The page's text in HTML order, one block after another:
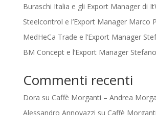
Buraschi Italia e gli Export Manager di
Steelcontrol e l’Export Manager Marco
MedHeCa Trade e l’Export Manager
BM Concept e l’Export Manager
Commenti recenti
Dora su Caffè Morganti – Andrea
Alessandro Annovazzi su Caffè